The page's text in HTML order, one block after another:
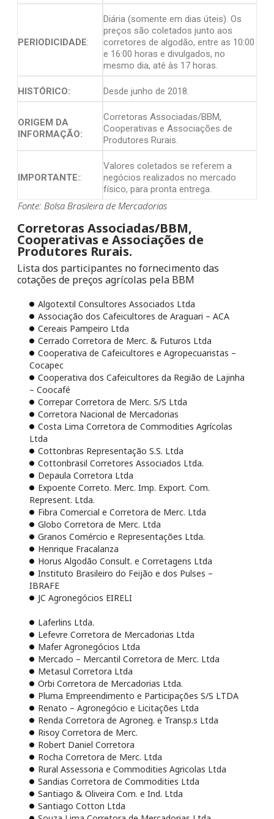
PERIODICIDADE:
Diária (somente em dias úteis). Os
preços são coletados junto aos
corretores de algodão, entre as 10:00
e 16:00 horas e divulgados, no
mesmo dia, até às 17 horas.
HISTÓRICO: Desde junho de 2018.
ORIGEM DA
INFORMAÇÃO:
Corretoras Associadas/BBM,
Cooperativas e Associações de
Produtores Rurais.
IMPORTANTE::
Valores coletados se referem a
negócios realizados no mercado
físico, para pronta entrega.
Fonte: Bolsa Brasileira de Mercadorias
Corretoras Associadas/BBM,
Cooperativas e Associações de
Produtores Rurais.
Lista dos participantes no fornecimento das
cotações de preços agrícolas pela BBM
Algotextil Consultores Associados Ltda
Associação dos Cafeicultores de Araguari – ACA
Cereais Pampeiro Ltda
Cerrado Corretora de Merc. & Futuros Ltda
Cooperativa de Cafeicultores e Agropecuaristas –
Cocapec
Cooperativa dos Cafeicultores da Região de Lajinha
– Coocafé
Correpar Corretora de Merc. S/S Ltda
Corretora Nacional de Mercadorias
Costa Lima Corretora de Commodities Agrícolas
Ltda
Cottonbras Representação S.S. Ltda
Cottonbrasil Corretores Associados Ltda.
Depaula Corretora Ltda
Expoente Correto. Merc. Imp. Export. Com.
Represent. Ltda.
Fibra Comercial e Corretora de Merc. Ltda
Globo Corretora de Merc. Ltda
Granos Comércio e Representações Ltda.
Henrique Fracalanza
Horus Algodão Consult. e Corretagens Ltda
Instituto Brasileiro do Feijão e dos Pulses –
IBRAFE
JC Agronegócios EIRELI
Laferlins Ltda.
Lefevre Corretora de Mercadorias Ltda
Mafer Agronegócios Ltda
Mercado – Mercantil Corretora de Merc. Ltda
Metasul Corretora Ltda
Orbi Corretora de Mercadorias Ltda.
Pluma Empreendimento e Participações S/S LTDA
Renato – Agronegócio e Licitações Ltda
Renda Corretora de Agroneg. e Transp.s Ltda
Risoy Corretora de Merc.
Robert Daniel Corretora
Rocha Corretora de Merc. Ltda
Rural Assessoria e Commodities Agricolas Ltda
Sandias Corretora de Commodities Ltda
Santiago & Oliveira Com. e Ind. Ltda
Santiago Cotton Ltda